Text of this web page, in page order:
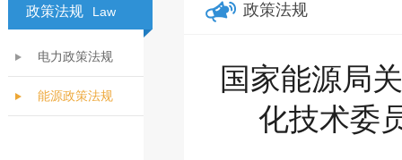
政策法规 Law
电力政策法规
能源政策法规
政策法规
国家能源局
化技术委